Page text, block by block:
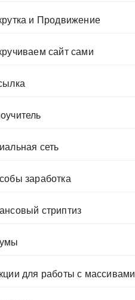
и Продвижение
сайт сами
сеть
заработка
стриптиз
для работы с массивами